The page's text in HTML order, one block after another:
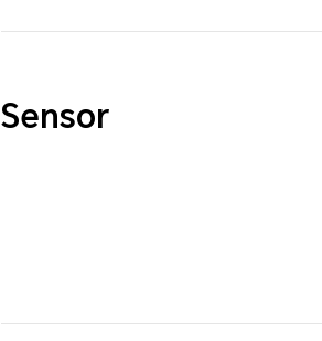
Sensor